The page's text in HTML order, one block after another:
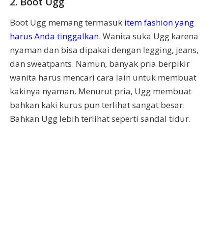
Boot Ugg memang termasuk item fashion yang
harus Anda tinggalkan. Wanita suka Ugg karena
nyaman dan bisa dipakai dengan legging, jeans,
dan sweatpants. Namun, banyak pria berpikir
wanita harus mencari cara lain untuk membuat
kakinya nyaman. Menurut pria, Ugg membuat
bahkan kaki kurus pun terlihat sangat besar.
Bahkan Ugg lebih terlihat seperti sandal tidur.